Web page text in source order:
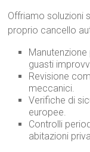
Offriamo soluzioni
proprio cancello
guasti
Revisione
meccanici.
Verifiche di
europee.
Controlli
abitazioni